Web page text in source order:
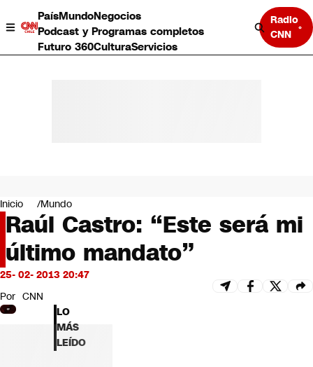
PaísMundoNegocios
Podcast y Programas completos
Futuro 360CulturaServicios
Radio
CNN
Negocios
Deportes
Programas completos
Cultura
Servicios
Bits
CNN Data
CNN tiempo
Futuro 360
Inicio Mundo
Raúl Castro: “Este será mi
último mandato”
25- 02- 2013 20:47
Por CNN
LO
MÁS
LEÍDO